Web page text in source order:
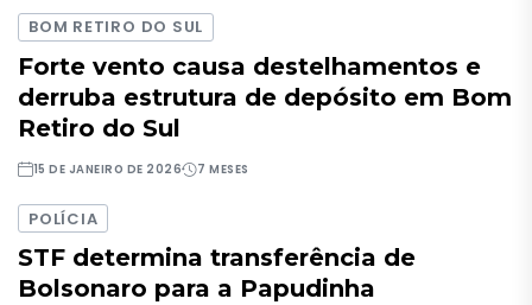
BOM RETIRO DO SUL
Forte vento causa destelhamentos e
derruba estrutura de depósito em Bom
Retiro do Sul
15 DE JANEIRO DE 2026 7 MESES
POLÍCIA
STF determina transferência de
Bolsonaro para a Papudinha